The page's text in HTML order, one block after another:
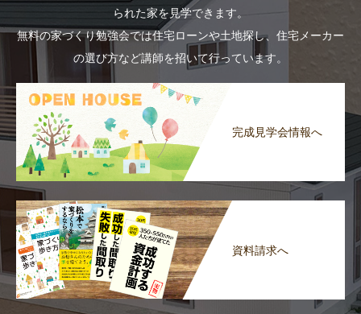
られた家を見学できます。
無料の家づくり勉強会では住宅ローンや土地探し、住宅メーカー
の選び方など講師を招いて行っています。
完成見学会情報へ
資料請求へ